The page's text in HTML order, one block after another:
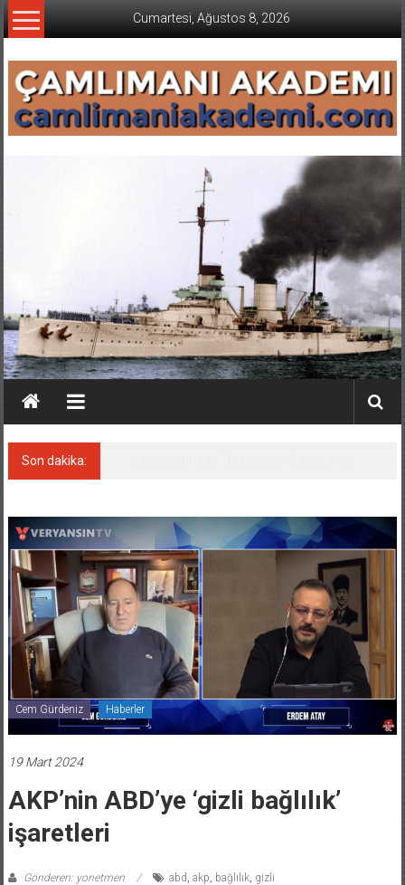
İçeriğe
geç
Cumartesi, Ağustos 8, 2026
Son dakika:
Cem Gürdeniz Haberler
19 Mart 2024
AKP’nin ABD’ye ‘gizli bağlılık’
işaretleri
Gönderen: yonetmen abd akp bağlılık, gizli